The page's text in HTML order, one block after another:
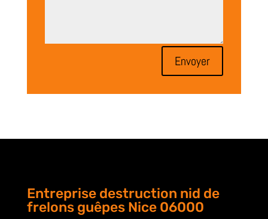
Envoyer
Entreprise destruction nid de
frelons guêpes Nice 06000